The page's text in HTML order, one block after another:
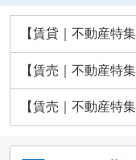
【賃貸｜不動産特
【賃売｜不動産特
【賃売｜不動産特